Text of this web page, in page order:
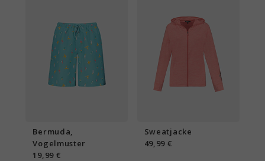
Bermuda,
Vogelmuster
19,99 €
Sweatjacke
49,99 €